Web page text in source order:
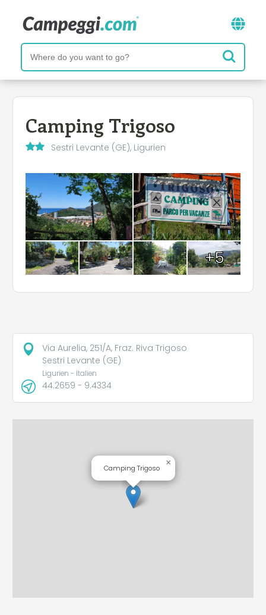
Camping Trigoso
Sestri Levante (GE), Ligurien
+5
Via Aurelia, 251/A, Fraz. Riva Trigoso
Sestri Levante (GE)
Ligurien - Italien
44.2659 - 9.4334
Camping Trigoso
×